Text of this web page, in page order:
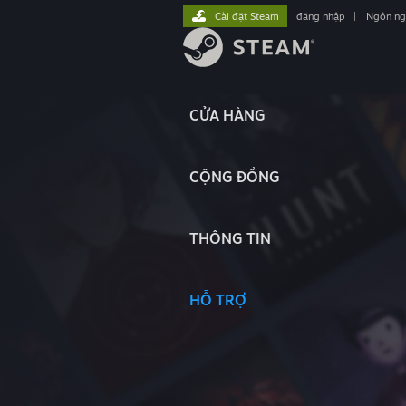
CỬA HÀNG
CỘNG ĐỒNG
THÔNG TIN
HỖ TRỢ
Cài đặt Steam đăng nhập Ngôn